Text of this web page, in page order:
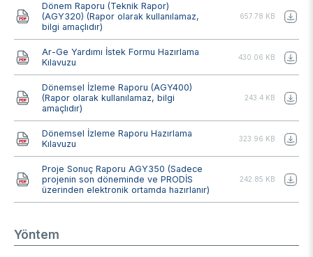
Dönem Raporu (Teknik Rapor)
(AGY320) (Rapor olarak kullanılamaz,
bilgi amaçlıdır)
657.78 KB
Ar-Ge Yardımı İstek Formu Hazırlama
Kılavuzu
430.06 KB
Dönemsel İzleme Raporu (AGY400)
(Rapor olarak kullanılamaz, bilgi
amaçlıdır)
243.4 KB
Dönemsel İzleme Raporu Hazırlama
Kılavuzu
323.96 KB
Proje Sonuç Raporu AGY350 (Sadece
projenin son döneminde ve PRODİS
üzerinden elektronik ortamda hazırlanır)
242.85 KB
Yöntem